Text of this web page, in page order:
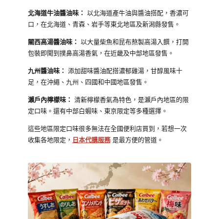
北海道牛油醬油味： 以北海道產牛油與醬油搭配，香濃可
口，在北海道、青森、岩手等東北地區及新潟縣發售。
關西高湯醬油味： 以大量柴魚和昆布熬製高湯入饌，打開
包裝即聞到撲鼻高湯香氣，在近畿及中部地區發售。
九州醬油味： 添加甜味醬油配搭濃郁雞湯，甘醇風味十
足，在沖繩、九州、四國和中國地區發售。
瀨戶內檸檬味： 清新檸檬香氣為特色，是瀨戶內地區的限
定口味。還有中部白蝦味、東京限定等多種選擇。
這些地區限定口味很多無法在全國便利店買到，若想一次
收集各地限定， 日本代購服務是最方便的管道。